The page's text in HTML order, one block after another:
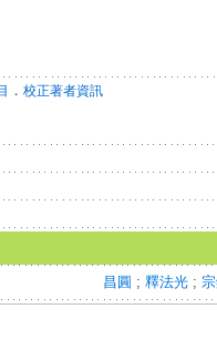
． 校正著者資訊
昌圓 ; 釋法光 ;